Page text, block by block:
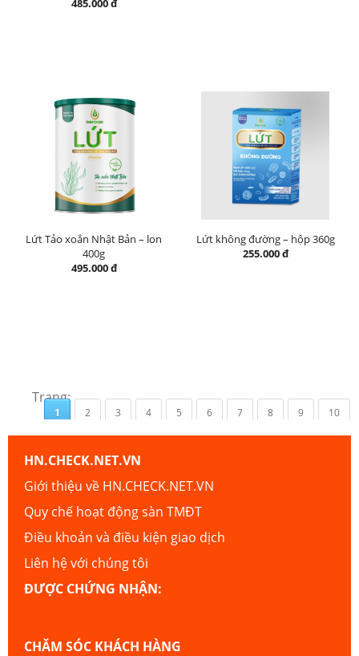
485.000 đ
Lứt Tảo xoắn Nhật Bản – lon
400g
495.000 đ
Lứt không đường – hộp 360g
255.000 đ
Trang:
1 2 3 4 5 6 7 8 9 10
HN.CHECK.NET.VN
Giới thiệu về HN.CHECK.NET.VN
Quy chế hoạt động sàn TMĐT
Điều khoản và điều kiện giao dịch
Liên hệ với chúng tôi
ĐƯỢC CHỨNG NHẬN:
CHĂM SÓC KHÁCH HÀNG